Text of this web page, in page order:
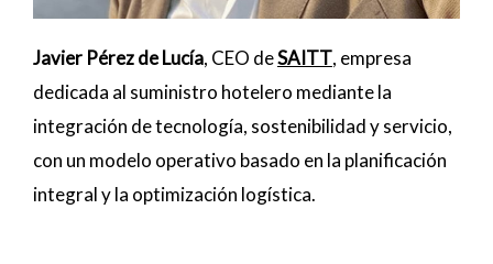
Javier Pérez de Lucía, CEO deSAITT, empresa
dedicada al suministro hotelero mediante la
integración de tecnología, sostenibilidad y servicio,
con un modelo operativo basado en la planificación
integral y la optimización logística.